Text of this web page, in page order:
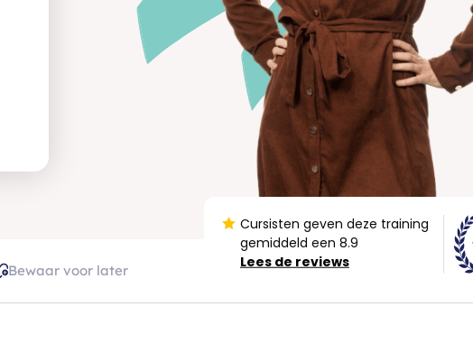
Cursisten geven deze training
gemiddeld een 8.9
Lees de reviews
Bewaar voor later